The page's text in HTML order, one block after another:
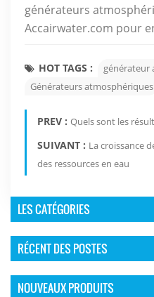
générateurs
Accairwater.com pour
HOT TAGS : générateur
Générateurs atmosphériques
PREV : Quels sont les
SUIVANT : La croissance
des ressources en eau
LES CATÉGORIES
RÉCENT DES POSTES
NOUVEAUX PRODUITS